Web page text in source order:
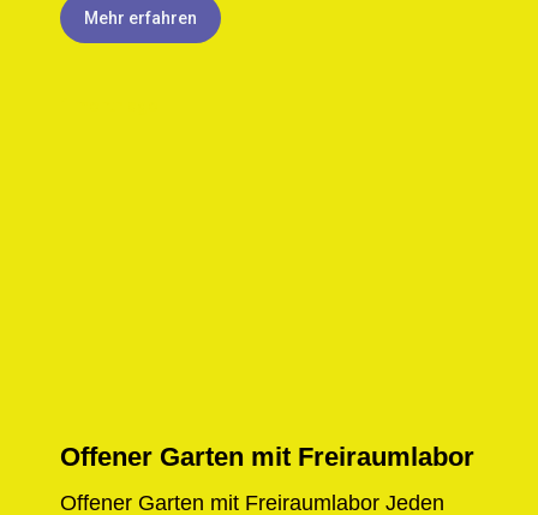
Mehr erfahren
Offener Garten mit Freiraumlabor
Offener Garten mit Freiraumlabor Jeden